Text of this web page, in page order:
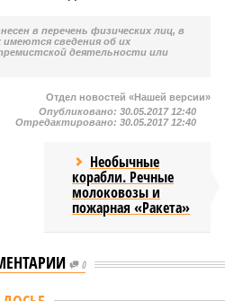
в перечень физических лиц, в
сведения об их
деятельности или
Отдел новостей «Нашей версии»
Опубликовано: 30.05.2017 12:40
Отредактировано: 30.05.2017 12:40
Необычные
корабли. Речные
молоковозы и
пожарная «Ракета»
0